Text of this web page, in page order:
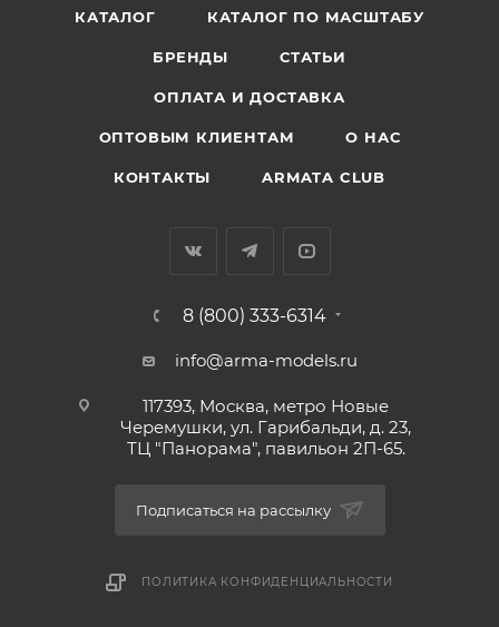
КАТАЛОГ КАТАЛОГ ПО МАСШТАБУ
БРЕНДЫ СТАТЬИ
ОПЛАТА И ДОСТАВКА
ОПТОВЫМ КЛИЕНТАМ О НАС
КОНТАКТЫ ARMATA CLUB
8 (800) 333-6314
info@arma-models.ru
117393, Москва, метро Новые
Черемушки, ул. Гарибальди, д. 23,
ТЦ "Панорама", павильон 2П-65.
Подписаться на рассылку
ПОЛИТИКА КОНФИДЕНЦИАЛЬНОСТИ